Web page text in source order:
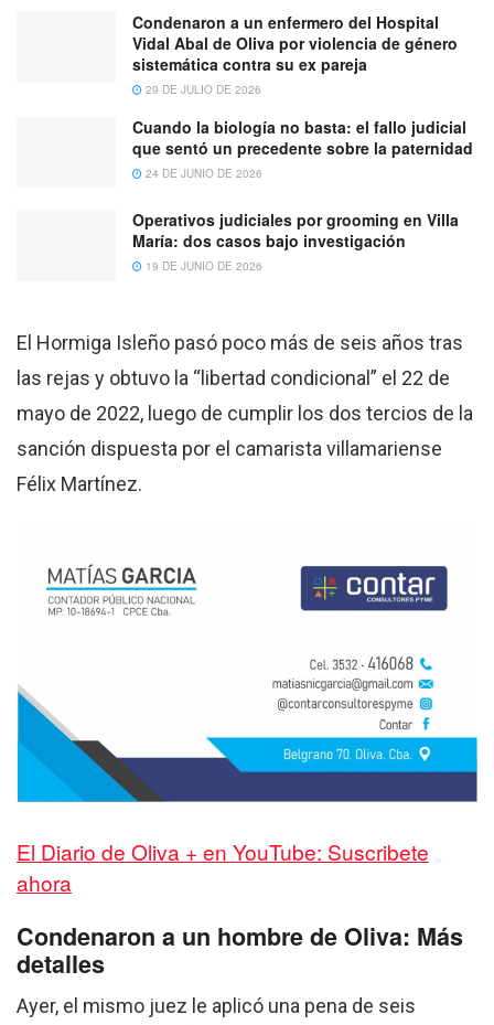
Condenaron a un enfermero del Hospital
Vidal Abal de Oliva por violencia de género
sistemática contra su ex pareja
29 DE JULIO DE 2026
Cuando la biología no basta: el fallo judicial
que sentó un precedente sobre la paternidad
24 DE JUNIO DE 2026
Operativos judiciales por grooming en Villa
María: dos casos bajo investigación
19 DE JUNIO DE 2026
El Hormiga Isleño pasó poco más de seis años tras
las rejas y obtuvo la “libertad condicional” el 22 de
mayo de 2022, luego de cumplir los dos tercios de la
sanción dispuesta por el camarista villamariense
Félix Martínez.
El Diario de Oliva + en YouTube: Suscribete
ahora
Condenaron a un hombre de Oliva: Más
detalles
Ayer, el mismo juez le aplicó una pena de seis